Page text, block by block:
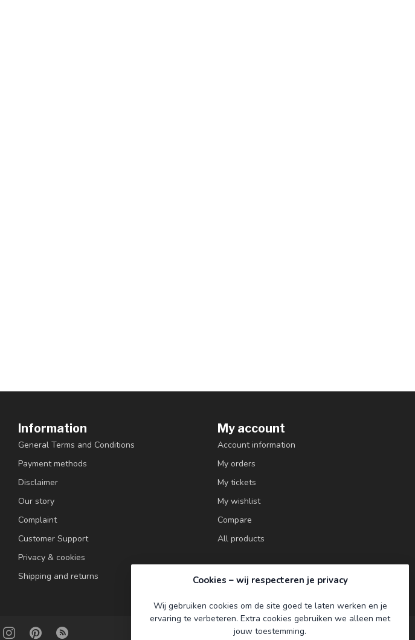
Information
General Terms and Conditions
Payment methods
Disclaimer
Our story
Complaint
Customer Support
Privacy & cookies
Shipping and returns
My account
Account information
My orders
My tickets
My wishlist
Compare
All products
Cookies – wij respecteren je privacy
Wij gebruiken cookies om de site goed te laten werken en je
ervaring te verbeteren. Extra cookies gebruiken we alleen met
jouw toestemming.